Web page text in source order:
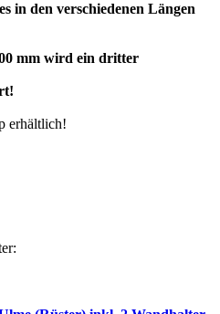
in den verschiedenen Längen
mm wird ein dritter
erhältlich!